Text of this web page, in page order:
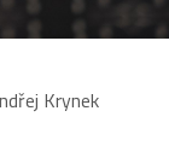
Krynek